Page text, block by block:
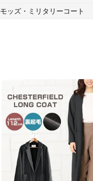
モッズ・ミリタリーコート